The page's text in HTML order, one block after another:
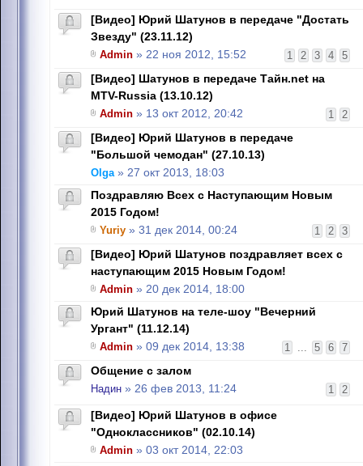
[Видео] Юрий Шатунов в передаче "Достать
Звезду" (23.11.12)
1 2 3 4 5
Admin » 22 ноя 2012, 15:52
[Видео] Шатунов в передаче Тайн.net на
MTV-Russia (13.10.12)
1 2
Admin » 13 окт 2012, 20:42
[Видео] Юрий Шатунов в передаче
"Большой чемодан" (27.10.13)
Olga» 27 окт 2013, 18:03
Поздравляю Всех с Наступающим Новым
2015 Годом!
1 2 3
Yuriy » 31 дек 2014, 00:24
[Видео] Юрий Шатунов поздравляет всех с
наступающим 2015 Новым Годом!
Admin » 20 дек 2014, 18:00
Юрий Шатунов на теле-шоу "Вечерний
Ургант" (11.12.14)
1 ... 5 6 7
Admin » 09 дек 2014, 13:38
Общение с залом
1 2
Надин » 26 фев 2013, 11:24
[Видео] Юрий Шатунов в офисе
"Одноклассников" (02.10.14)
Admin » 03 окт 2014, 22:03